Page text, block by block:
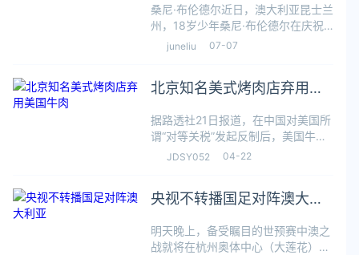
桑尼·布伦德尔近日，澳大利亚昆士兰
州，18岁少年桑尼·布伦德尔在庆祝
与女友开始同居生活时，因表演后空
居，最近还找到一份建筑工人的工
juneliu 07-07
北京知名美式烤肉店弃用美
据路透社21日报道，在中国对美国所
谓“对等关税”发起反制后，美国牛肉
因叠加关税后价格太高，已被中国美
称，美国牛肉曾是中国美式烤肉餐厅
JDSY052 04-22
央视不转播国足对阵澳大利
明天晚上，备受瞩目的世预赛中澳之
战就将在杭州奥体中心（大莲花）打